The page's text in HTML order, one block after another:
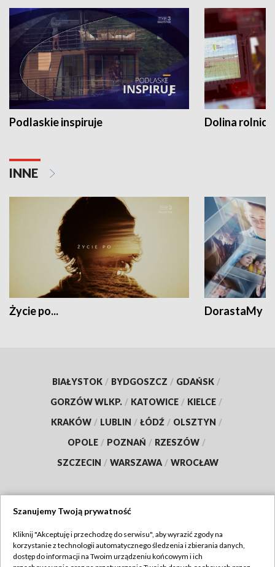
Podlaskie inspiruje Dolina
INNE
Życie po... DorastaMy
BIAŁYSTOK / BYDGOSZCZ / GDAŃSK /
GORZÓW WLKP. / KATOWICE / KIELCE /
KRAKÓW / LUBLIN / ŁÓDŹ / OLSZTYN /
OPOLE / POZNAŃ / RZESZÓW /
SZCZECIN / WARSZAWA / WROCŁAW
TVP
Szanujemy Twoją prywatność
Kliknij "Akceptuję i przechodzę do serwisu", aby wyrazić zgody na
korzystanie z technologii automatycznego śledzenia i zbierania danych,
dostęp do informacji na Twoim urządzeniu końcowym i ich